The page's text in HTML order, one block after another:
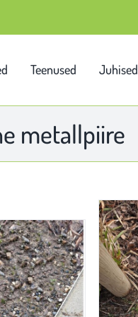
Teenused Juhised
metallpiire